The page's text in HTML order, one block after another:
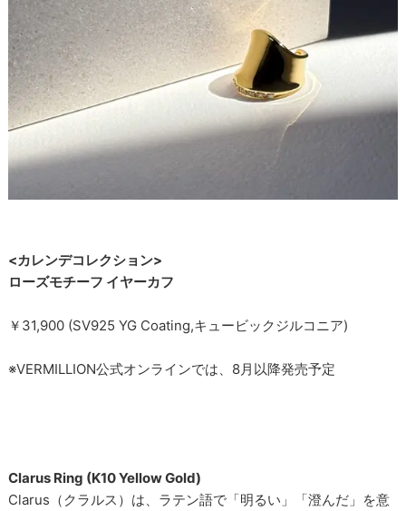
<カレンデコレクション>
ローズモチーフ イヤーカフ
￥31,900 (SV925 YG Coating,キュービックジルコニア)
※VERMILLION公式オンラインでは、8月以降発売予定
Clarus Ring (K10 Yellow Gold)
Clarus（クラルス）は、ラテン語で「明るい」「澄んだ」を意